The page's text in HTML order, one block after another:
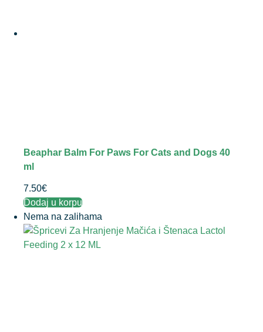
Beaphar Balm For Paws For Cats and Dogs 40
ml
7.50€
Dodaj u korpu
Nema na zalihama